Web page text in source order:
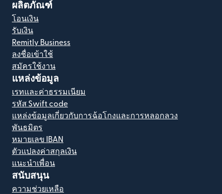
ผลิตภัณฑ์
โอนเงิน
รับเงิน
Remitly Business
ลงชื่อเข้าใช้
สมัครใช้งาน
แหล่งข้อมูล
เรทและค่าธรรมเนียม
รหัส Swift code
แหล่งข้อมูลเกี่ยวกับการฉ้อโกงและการหลอกลวง
พันธมิตร
หมายเลข IBAN
ตัวแปลงค่าสกุลเงิน
แนะนำเพื่อน
สนับสนุน
ความช่วยเหลือ